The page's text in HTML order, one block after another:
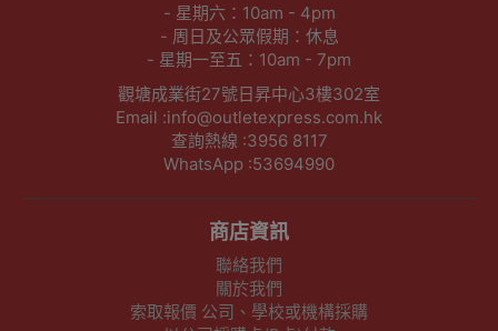
- 星期六：10am - 4pm
- 周日及公眾假期：休息
- 星期一至五：10am - 7pm
觀塘成業街27號日昇中心3樓302室
Email :info@outletexpress.com.hk
查詢熱線 :3956 8117
WhatsApp :53694990
商店資訊
聯絡我們
關於我們
索取報價 公司、學校或機構採購